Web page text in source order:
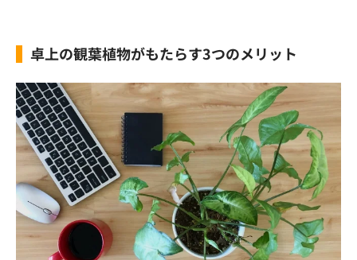
卓上の観葉植物がもたらす3つのメリット